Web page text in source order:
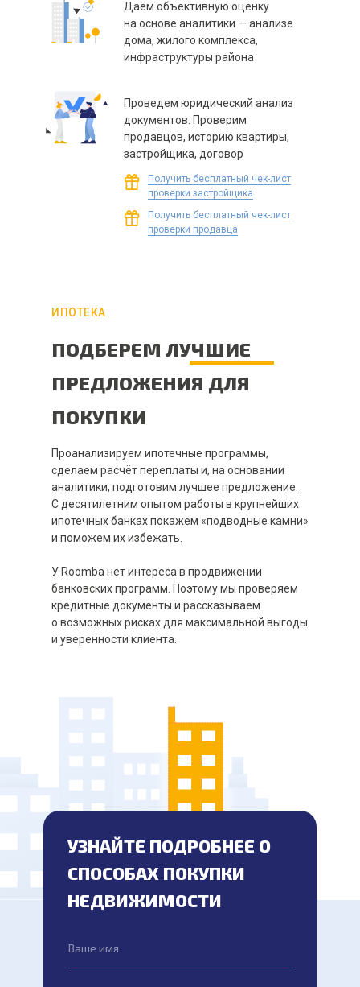
Даём объективную оценку
на основе аналитики — анализе
дома, жилого комплекса,
инфраструктуры района
Проведем юридический анализ
документов. Проверим
продавцов, историю квартиры,
застройщика, договор
Получить бесплатный чек-лист
проверки застройщика
Получить бесплатный чек-лист
проверки продавца
ПОДБЕРЕМ ЛУЧШИЕ
ПРЕДЛОЖЕНИЯ ДЛЯ
ПОКУПКИ
ИПОТЕКА
Проанализируем ипотечные программы,
сделаем расчёт переплаты и, на основании
аналитики, подготовим лучшее предложение.
С десятилетним опытом работы в крупнейших
ипотечных банках покажем «подводные камни»
и поможем их избежать.
У Roomba нет интереса в продвижении
банковских программ. Поэтому мы проверяем
кредитные документы и рассказываем
о возможных рисках для максимальной выгоды
и уверенности клиента.
УЗНАЙТЕ ПОДРОБНЕЕ О
СПОСОБАХ ПОКУПКИ
НЕДВИЖИМОСТИ
Ваше имя